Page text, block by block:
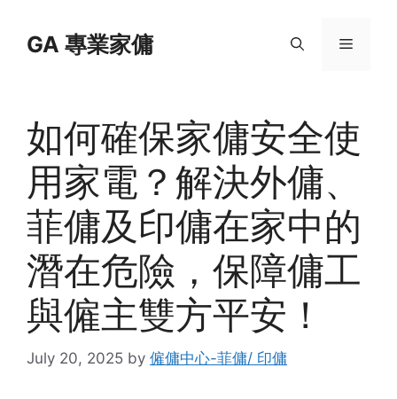
contentGA 專業家傭 Menu
如何確保家傭安全使
用家電？解決外傭、
菲傭及印傭在家中的
潛在危險，保障傭工
與僱主雙方平安！
July 20, 2025 by 僱傭中心-菲傭/ 印傭